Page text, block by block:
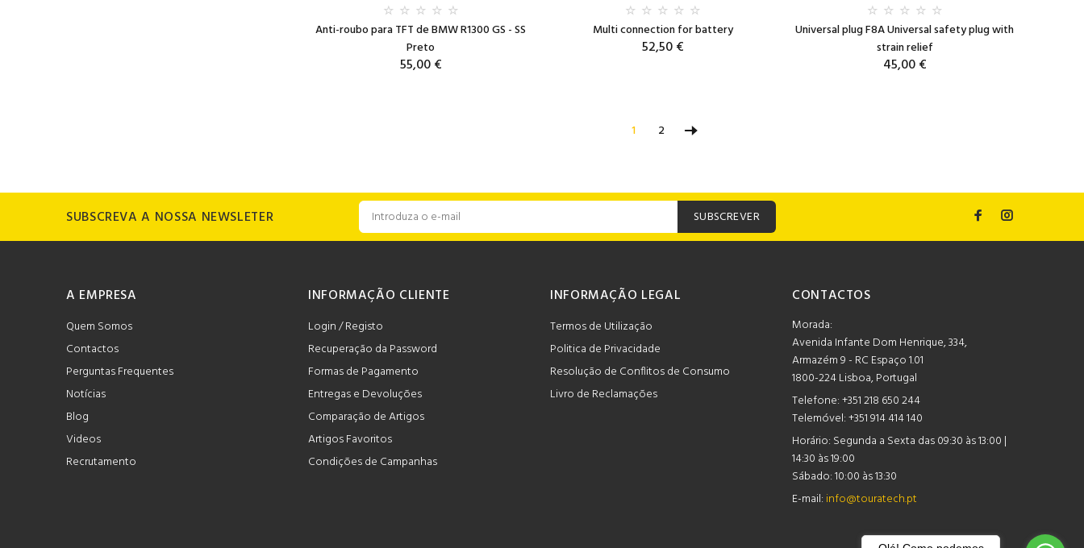
Anti-roubo para TFT de BMW R1300 GS - SS
Preto
55,00 €
Multi connection for battery
52,50 €
Universal plug F8A Universal safety plug with
strain relief
45,00 €
1 2
SUBSCREVA A NOSSA NEWSLETER SUBSCREVER
A EMPRESA
Quem Somos
Contactos
Perguntas Frequentes
Notícias
Blog
Videos
Recrutamento
INFORMAÇÃO CLIENTE
Login / Registo
Recuperação da Password
Formas de Pagamento
Entregas e Devoluções
Comparação de Artigos
Artigos Favoritos
Condições de Campanhas
INFORMAÇÃO LEGAL
Termos de Utilização
Politica de Privacidade
Resolução de Conflitos de Consumo
Livro de Reclamações
CONTACTOS
Morada:
Avenida Infante Dom Henrique, 334,
Armazém 9 - RC Espaço 1.01
1800-224 Lisboa, Portugal
Telefone:+351 218 650 244
Telemóvel: +351 914 414 140
Horário: Segunda a Sexta das 09:30 às 13:00 |
14:30 às 19:00
Sábado: 10:00 às 13:30
E-mail: info@touratech.pt